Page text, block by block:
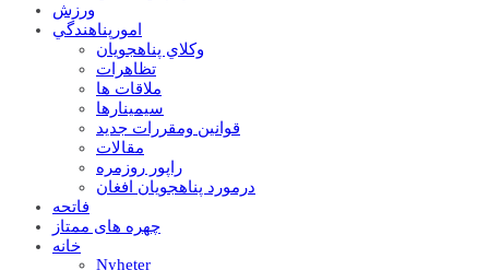
ورزش
امورپناهندگي
وکلاي پناهجويان
تظاهرات
ملاقات ها
سيمينارها
قوانين ومقررات جديد
مقالات
راپور روزمره
درمورد پناهجويان افغان
فاتحه
چهره های ممتاز
خانه
Nyheter